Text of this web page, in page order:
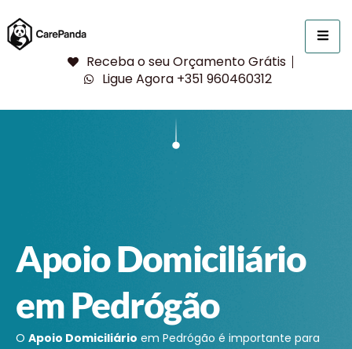
Receba o seu Orçamento Grátis
Ligue Agora +351 960460312
Apoio Domiciliário
em Pedrógão
O Apoio Domiciliário em Pedrógão é importante para